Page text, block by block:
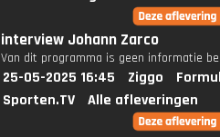
interview Johann Zarco
Van dit programma is geen informatie
25-05-2025 16:45 Ziggo
Sporten.TV
Alle afleveringen